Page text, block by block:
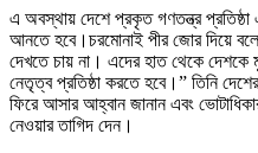
এ অবস্থায় দেশে প্রকৃত গণতন্ত্র প্রতিষ্ঠা
আনতে হবে।চরমোনাই পীর জোর দিয়ে
দেখতে চায় না। এদের হাত থেকে
নেতৃত্ব প্রতিষ্ঠা করতে হবে।” তিনি
ফিরে আসার আহ্বান জানান এবং
নেওয়ার তাগিদ দেন।